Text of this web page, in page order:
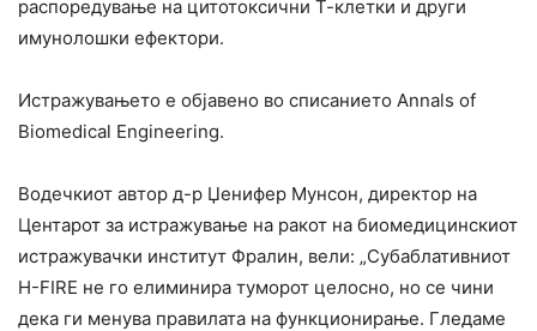
распоредување на цитотоксични Т-клетки и други
имунолошки ефектори.
Истражувањето е објавено во списанието Annals of
Biomedical Engineering.
Водечкиот автор д-р Џенифер Мунсон, директор на
Центарот за истражување на ракот на биомедицинскиот
истражувачки институт Фралин, вели: „Субаблативниот
H-FIRE не го елиминира туморот целосно, но се чини
дека ги менува правилата на функционирање. Гледаме